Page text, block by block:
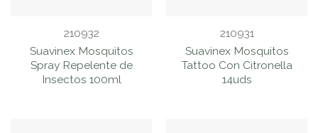
210932
Suavinex Mosquitos
Spray Repelente de
Insectos 100ml
210931
Suavinex Mosquitos
Tattoo Con Citronella
14uds